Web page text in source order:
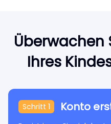
Überwachen
Ihres
Schritt 1 Konto